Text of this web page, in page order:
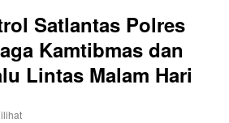
Satlantas Polres
Kamtibmas dan
Lintas Malam Hari